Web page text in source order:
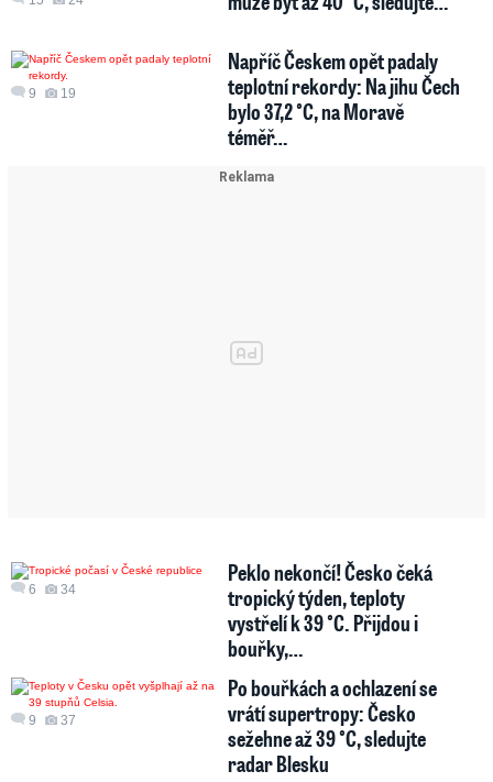
9 19
Napříč Českem opět padaly
teplotní rekordy: Na jihu Čech
bylo 37,2 °C, na Moravě
téměř…
6 34
Peklo nekončí! Česko čeká
tropický týden, teploty
vystřelí k 39 °C. Přijdou i
bouřky,…
9 37
Po bouřkách a ochlazení se
vrátí supertropy: Česko
sežehne až 39 °C, sledujte
radar Blesku